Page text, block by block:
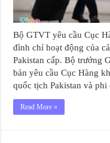
Bộ GTVT yêu cầu Cục
đình chỉ hoạt động của
Pakistan cấp. Bộ trưởng
bản yêu cầu Cục Hàng
quốc tịch Pakistan và
Read More »